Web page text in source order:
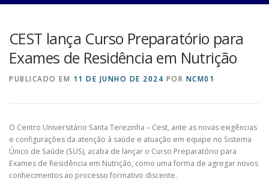
CEST lança Curso Preparatório para
Exames de Residência em Nutrição
PUBLICADO EM 11 DE JUNHO DE 2024 POR NCM01
O Centro Universitário Santa Terezinha – Cest, ante as novas exigências
e configurações da atenção à saúde e atuação em equipe no Sistema
Único de Saúde (SUS), acaba de lançar o Curso Preparatório para
Exames de Residência em Nutrição, como uma forma de agregar novos
conhecimentos ao processo formativo discente.